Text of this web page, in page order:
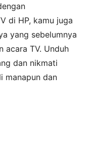
di HP, kamu juga
yang sebelumnya
acara TV. Unduh
dan nikmati
manapun dan